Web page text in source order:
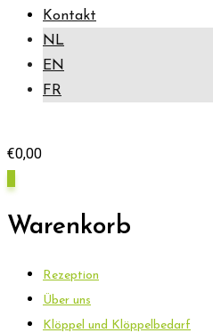
Kontakt
NL
EN
FR
€0,00
Warenkorb
Rezeption
Über uns
Klöppel und Klöppelbedarf